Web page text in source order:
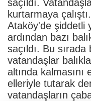
saçıldı.
kurtarmaya çalıştı.
Ataköy'de şiddetli
ardından bazı
saçıldı. Bu sırada
vatandaşlar
altında kalmasını
elleriyle tutarak
vatandaşların